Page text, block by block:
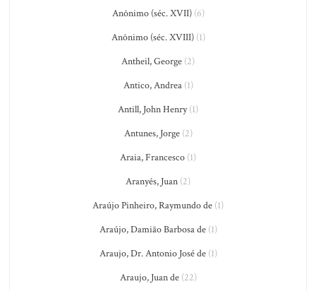
Anônimo (séc. XVII)(6)
Anônimo (séc. XVIII)(1)
Antheil, George (2)
Antico, Andrea(1)
Antill, John Henry(1)
Antunes, Jorge(2)
Araia, Francesco (1)
Aranyés, Juan (2)
Araújo Pinheiro, Raymundo de (1)
Araújo, Damião Barbosa de(1)
Araujo, Dr. Antonio José de(1)
Araujo, Juan de(22)